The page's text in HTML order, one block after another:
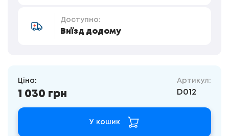
Доступно:
Виїзд додому
Ціна:
1 030 грн
Артикул:
D012
У кошик